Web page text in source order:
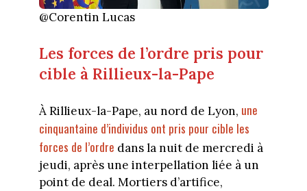
@Corentin Lucas
Les forces de l’ordre pris pour
cible à Rillieux-la-Pape
À Rillieux-la-Pape, au nord de Lyon, une
cinquantaine d’individus ont pris pour cible les
forces de l’ordre dans la nuit de mercredi à
jeudi, après une interpellation liée à un
point de deal. Mortiers d’artifice,